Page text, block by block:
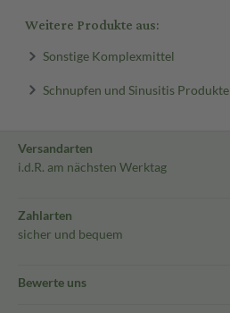
Weitere Produkte aus:
Sonstige Komplexmittel
Schnupfen und Sinusitis Produkte
Versandarten
i.d.R. am nächsten Werktag
Zahlarten
sicher und bequem
Bewerte uns